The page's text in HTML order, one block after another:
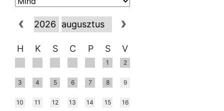
H K S C P S V
1 2
3 4 5 6 7 8 9
10 11 12 13 14 15 16